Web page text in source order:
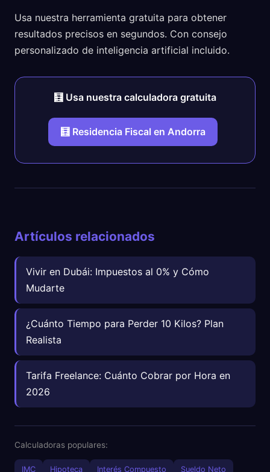
Usa nuestra herramienta gratuita para obtener
resultados precisos en segundos. Con consejo
personalizado de inteligencia artificial incluido.
🧮 Usa nuestra calculadora gratuita
🧮 Residencia Fiscal en Andorra
Artículos relacionados
Vivir en Dubái: Impuestos al 0% y Cómo
Mudarte
¿Cuánto Tiempo para Perder 10 Kilos? Plan
Realista
Tarifa Freelance: Cuánto Cobrar por Hora en
2026
Calculadoras populares:
IMC Hipoteca Interés Compuesto Sueldo Neto